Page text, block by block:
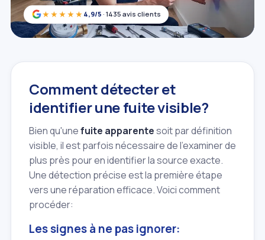
★★★★★ 4,9/5 · 1435 avis clients
Comment détecter et
identifier une fuite visible?
Bien qu'unefuite apparentesoit par définition
visible, il est parfois nécessaire de l'examiner de
plus près pour en identifier la source exacte.
Une détection précise est la première étape
vers une réparation efficace. Voici comment
procéder:
Les signes à ne pas ignorer: